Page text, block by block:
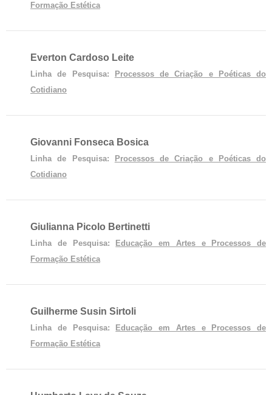
Formação Estética
Everton Cardoso Leite
Linha de Pesquisa:
Processos de Criação e Poéticas do
Cotidiano
Giovanni Fonseca Bosica
Linha de Pesquisa:
Processos de Criação e Poéticas do
Cotidiano
Giulianna Picolo Bertinetti
Linha de Pesquisa:
Educação em Artes e Processos de
Formação Estética
Guilherme Susin Sirtoli
Linha de Pesquisa:
Educação em Artes e Processos de
Formação Estética